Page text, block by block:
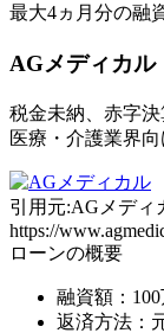
最大4ヵ月分の融
AGメディカル
税金未納、赤字
医療・介護業界
引用元:AGメディ
https://
ローンの概要
融資額：
返済方法：